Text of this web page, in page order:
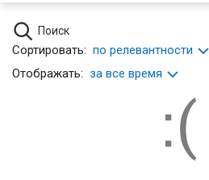
Поиск
Сортировать: по релевантности
Отображать: за все время